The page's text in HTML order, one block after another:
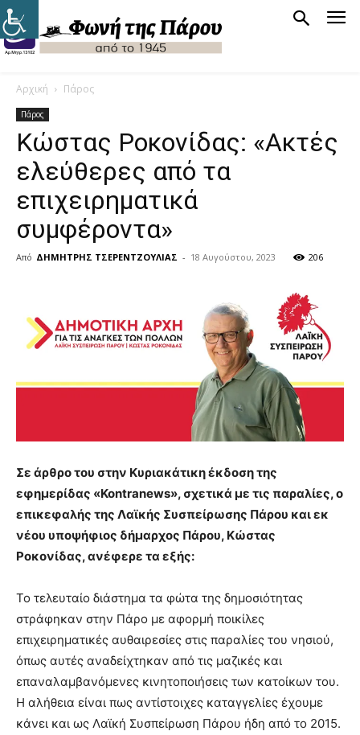
Αρχική Πάρος
Πάρος
Κώστας Ροκονίδας: «Ακτές
ελεύθερες από τα
επιχειρηματικά
συμφέροντα»
Από ΔΗΜΗΤΡΗΣ ΤΣΕΡΕΝΤΖΟΥΛΙΑΣ - 18 Αυγούστου, 2023 206
Σε άρθρο του στην Κυριακάτικη έκδοση της
εφημερίδας «Kontranews», σχετικά με τις παραλίες, ο
επικεφαλής της Λαϊκής Συσπείρωσης Πάρου και εκ
νέου υποψήφιος δήμαρχος Πάρου, Κώστας
Ροκονίδας, ανέφερε τα εξής:
Το τελευταίο διάστημα τα φώτα της δημοσιότητας
στράφηκαν στην Πάρο με αφορμή ποικίλες
επιχειρηματικές αυθαιρεσίες στις παραλίες του νησιού,
όπως αυτές αναδείχτηκαν από τις μαζικές και
επαναλαμβανόμενες κινητοποιήσεις των κατοίκων του.
Η αλήθεια είναι πως αντίστοιχες καταγγελίες έχουμε
κάνει και ως Λαϊκή Συσπείρωση Πάρου ήδη από το 2015.